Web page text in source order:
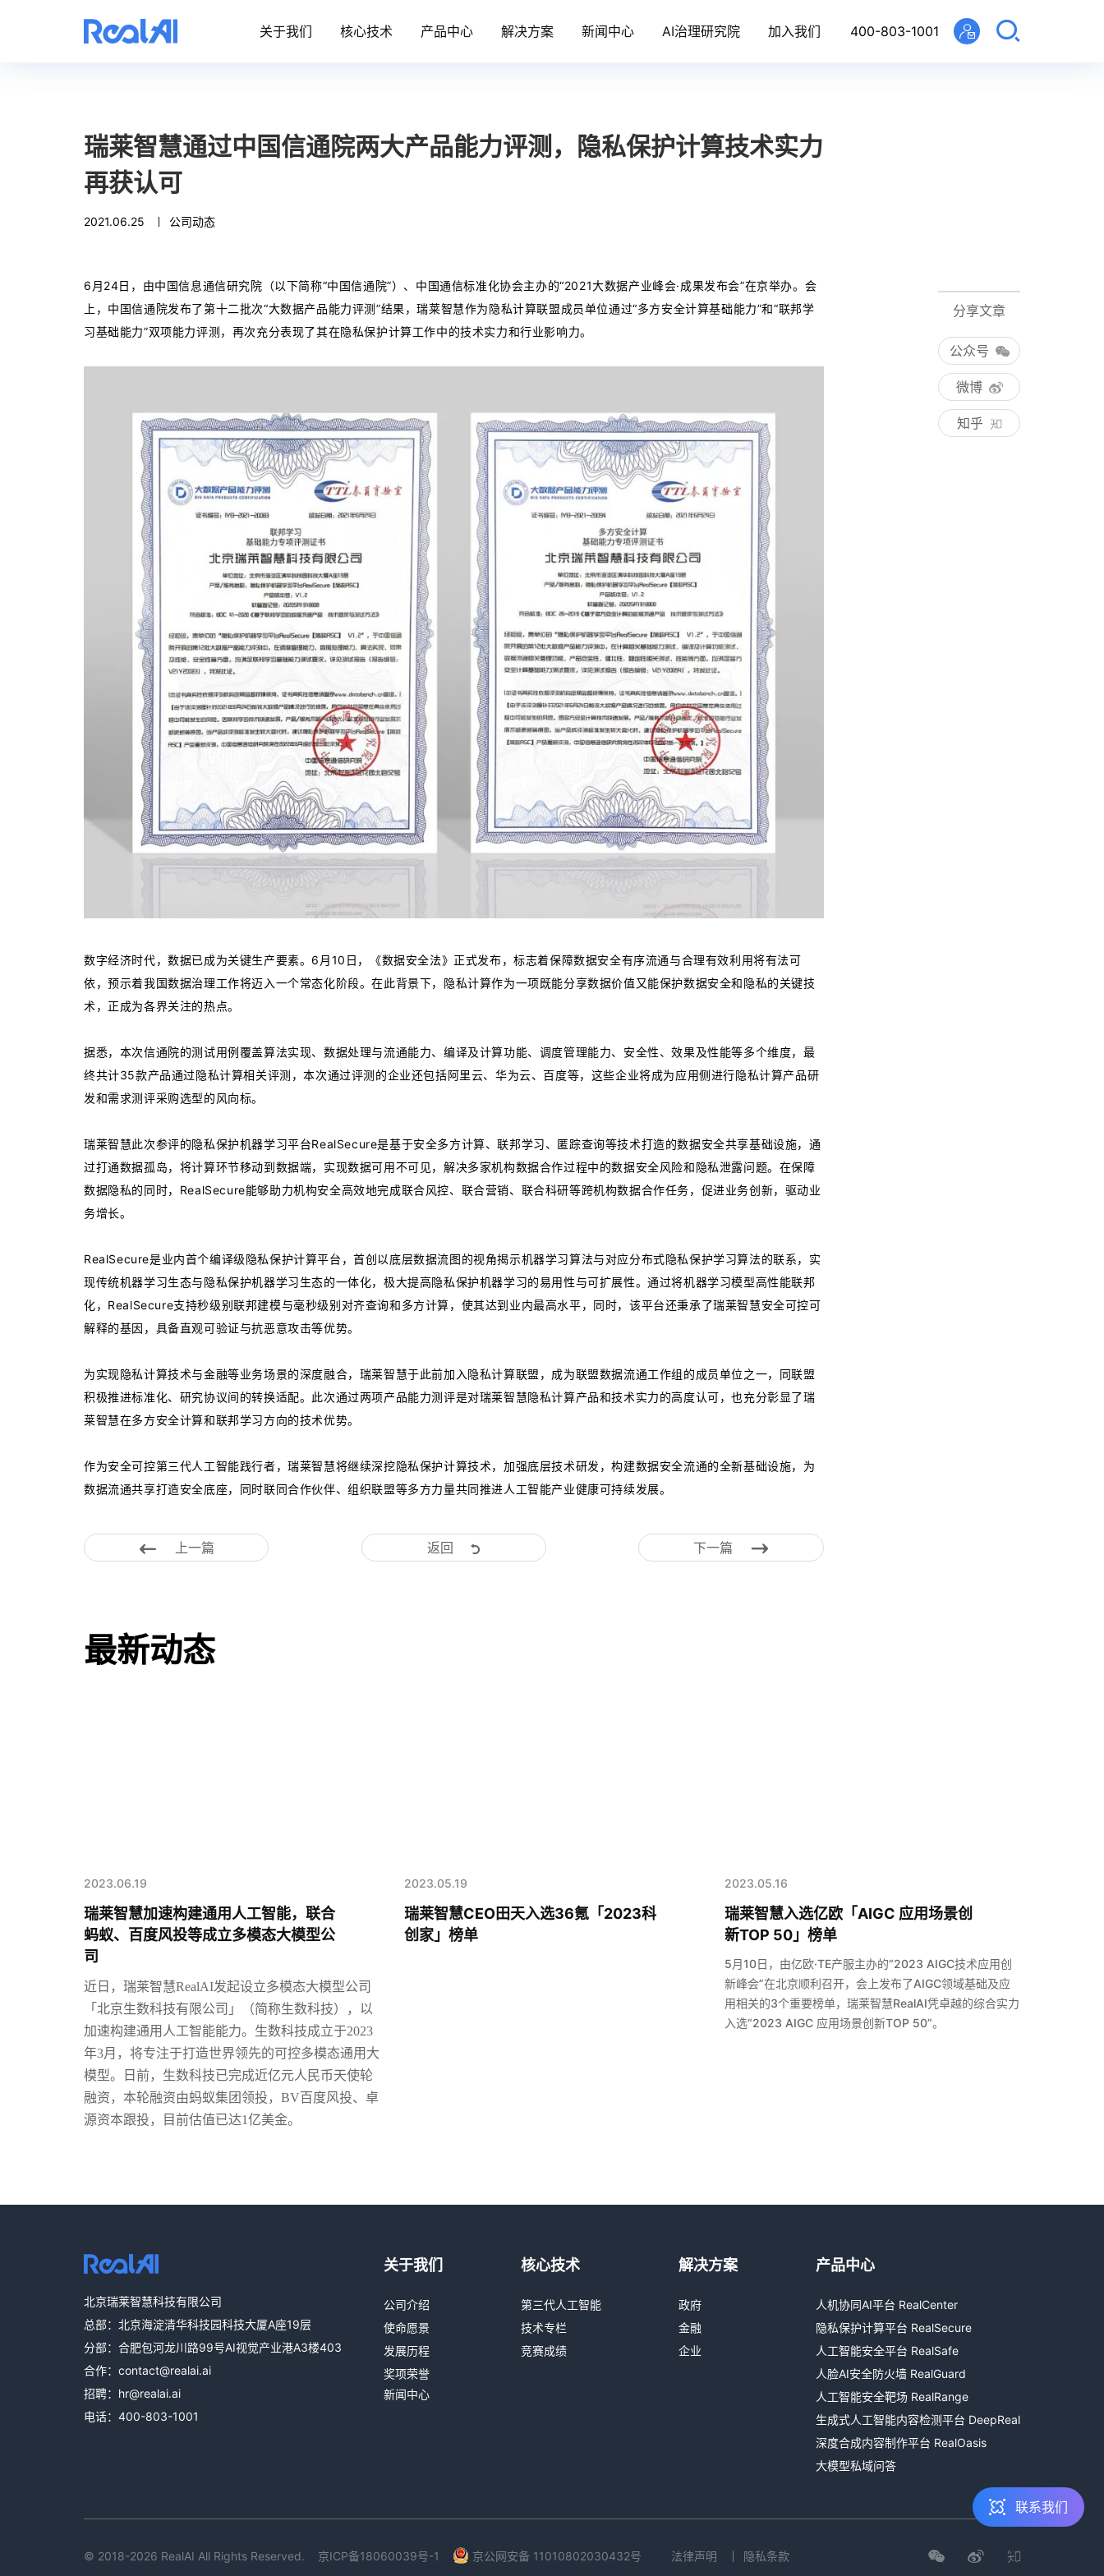
关于我们 核心技术 产品中心 解决方案 新闻中心 AI治理研究院 加入我们 400-803-1001
瑞莱智慧通过中国信通院两大产品能力评测，隐私保护计算技术实力
再获认可
2021.06.25 公司动态
6月24日，由中国信息通信研究院（以下简称“中国信通院”）、中国通信标准化协会主办的“2021大数据产业峰会·成果发布会”在京举办。会
上，中国信通院发布了第十二批次“大数据产品能力评测”结果，瑞莱智慧作为隐私计算联盟成员单位通过“多方安全计算基础能力”和“联邦学
习基础能力”双项能力评测，再次充分表现了其在隐私保护计算工作中的技术实力和行业影响力。
数字经济时代，数据已成为关键生产要素。6月10日，《数据安全法》正式发布，标志着保障数据安全有序流通与合理有效利用将有法可
依，预示着我国数据治理工作将迈入一个常态化阶段。在此背景下，隐私计算作为一项既能分享数据价值又能保护数据安全和隐私的关键技
术，正成为各界关注的热点。
据悉，本次信通院的测试用例覆盖算法实现、数据处理与流通能力、编译及计算功能、调度管理能力、安全性、效果及性能等多个维度，最
终共计35款产品通过隐私计算相关评测，本次通过评测的企业还包括阿里云、华为云、百度等，这些企业将成为应用侧进行隐私计算产品研
发和需求测评采购选型的风向标。
瑞莱智慧此次参评的隐私保护机器学习平台RealSecure是基于安全多方计算、联邦学习、匿踪查询等技术打造的数据安全共享基础设施，通
过打通数据孤岛，将计算环节移动到数据端，实现数据可用不可见，解决多家机构数据合作过程中的数据安全风险和隐私泄露问题。在保障
数据隐私的同时，RealSecure能够助力机构安全高效地完成联合风控、联合营销、联合科研等跨机构数据合作任务，促进业务创新，驱动业
务增长。
RealSecure是业内首个编译级隐私保护计算平台，首创以底层数据流图的视角揭示机器学习算法与对应分布式隐私保护学习算法的联系，实
现传统机器学习生态与隐私保护机器学习生态的一体化，极大提高隐私保护机器学习的易用性与可扩展性。通过将机器学习模型高性能联邦
化，RealSecure支持秒级别联邦建模与毫秒级别对齐查询和多方计算，使其达到业内最高水平，同时，该平台还秉承了瑞莱智慧安全可控可
解释的基因，具备直观可验证与抗恶意攻击等优势。
为实现隐私计算技术与金融等业务场景的深度融合，瑞莱智慧于此前加入隐私计算联盟，成为联盟数据流通工作组的成员单位之一，同联盟
积极推进标准化、研究协议间的转换适配。此次通过两项产品能力测评是对瑞莱智慧隐私计算产品和技术实力的高度认可，也充分彰显了瑞
莱智慧在多方安全计算和联邦学习方向的技术优势。
作为安全可控第三代人工智能践行者，瑞莱智慧将继续深挖隐私保护计算技术，加强底层技术研发，构建数据安全流通的全新基础设施，为
数据流通共享打造安全底座，同时联同合作伙伴、组织联盟等多方力量共同推进人工智能产业健康可持续发展。
上一篇 返回 下一篇
分享文章
公众号
微博
知乎
最新动态
2023.06.19
瑞莱智慧加速构建通用人工智能，联合
蚂蚁、百度风投等成立多模态大模型公
司
近日，瑞莱智慧RealAI发起设立多模态大模型公司
「北京生数科技有限公司」（简称生数科技），以
加速构建通用人工智能能力。 生数科技成立于2023
年3月，将专注于打造世界领先的可控多模态通用大
模型。日前，生数科技已完成近亿元人民币天使轮
融资，本轮融资由蚂蚁集团领投，BV百度风投、卓
源资本跟投，目前估值已达1亿美金。
2023.05.19
瑞莱智慧CEO田天入选36氪「2023科
创家」榜单
2023.05.16
瑞莱智慧入选亿欧「AIGC 应用场景创
新TOP 50」榜单
5月10日，由亿欧·TE产服主办的“2023 AIGC技术应用创
新峰会”在北京顺利召开，会上发布了AIGC领域基础及应
用相关的3个重要榜单，瑞莱智慧RealAI凭卓越的综合实力
入选“2023 AIGC 应用场景创新TOP 50”。
北京瑞莱智慧科技有限公司
总部：北京海淀清华科技园科技大厦A座19层
分部：合肥包河龙川路99号AI视觉产业港A3楼403
合作： contact@realai.ai
招聘： hr@realai.ai
电话： 400-803-1001
关于我们
公司介绍
使命愿景
发展历程
奖项荣誉
新闻中心
核心技术
第三代人工智能
技术专栏
竞赛成绩
解决方案
政府
金融
企业
产品中心
人机协同AI平台 RealCenter
隐私保护计算平台 RealSecure
人工智能安全平台 RealSafe
人脸AI安全防火墙 RealGuard
人工智能安全靶场 RealRange
生成式人工智能内容检测平台 DeepReal
深度合成内容制作平台 RealOasis
大模型私域问答
© 2018-2026 RealAI All Rights Reserved. 京ICP备18060039号-1 京公网安备 11010802030432号 法律声明 隐私条款
联系我们
400-803-1001
邮件咨询
contact@realai.ai
留言咨询
在线表单沟通需求